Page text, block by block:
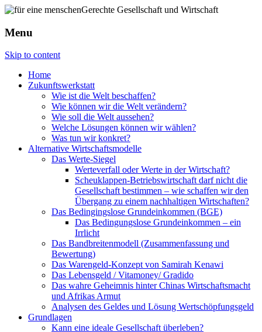
Menu
Skip to content
Home
Zukunftswerkstatt
Wie ist die Welt beschaffen?
Wie können wir die Welt verändern?
Wie soll die Welt aussehen?
Welche Lösungen können wir wählen?
Was tun wir konkret?
Alternative Wirtschaftsmodelle
Das Werte-Siegel
Werteverfall oder Werte in der Wirtschaft?
Scheuklappen-Betriebswirtschaft darf nicht die
Gesellschaft bestimmen – wie schaffen wir den
Übergang zu einem nachhaltigen Wirtschaften?
Das Bedingingslose Grundeinkommen (BGE)
Das Bedingungslose Grundeinkommen – ein
Irrlicht
Das Bandbreitenmodell (Zusammenfassung und
Bewertung)
Das Warengeld-Konzept von Samirah Kenawi
Das Lebensgeld / Vitamoney/ Gradido
Das wahre Geheimnis hinter Chinas Wirtschaftsmacht
und Afrikas Armut
Analysen des Geldes und Lösung Wertschöpfungsgeld
Grundlagen
Kann eine ideale Gesellschaft überleben?